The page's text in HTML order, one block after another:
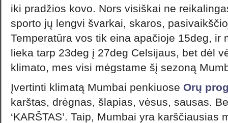
iki pradžios kovo. Nors visiškai ne
sporto jų lengvi švarkai, skaros,
Temperatūra vos tik eina apačioje 15deg, ir
lieka tarp 23deg į 27deg Celsijaus, bet dėl
klimato, mes visi mėgstame šį sezoną
Įvertinti klimatą Mumbai penkiuose Orų
karštas, drėgnas, šlapias, vėsus, sausas.
‘KARŠTAS’. Taip, Mumbai yra karščiausias